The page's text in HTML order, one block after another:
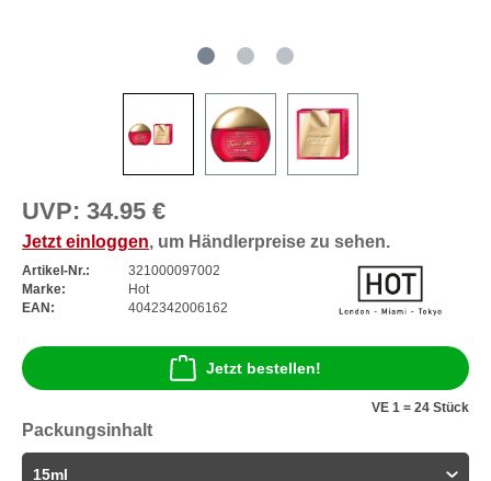
UVP: 34.95 €
Jetzt einloggen, um Händlerpreise zu sehen.
Artikel-Nr.:
321000097002
Marke:
Hot
EAN:
4042342006162
Jetzt bestellen!
VE 1 = 24 Stück
Packungsinhalt